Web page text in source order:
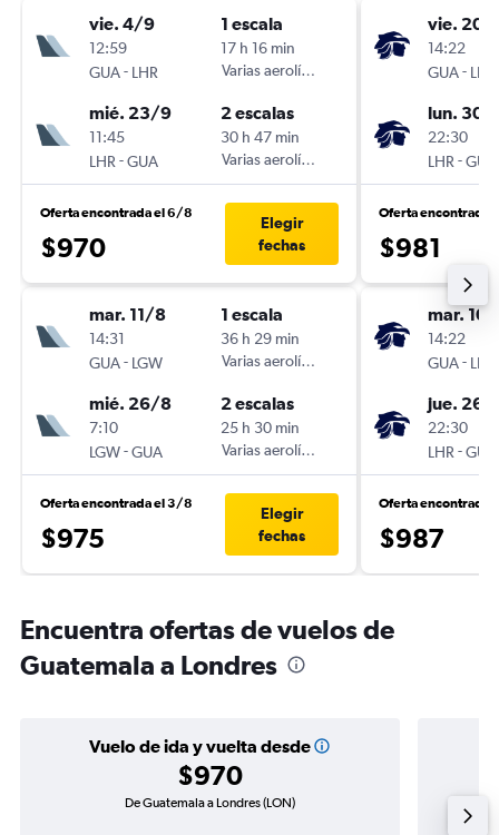
vie. 4/9
12:59
GUA- LHR
1 escala
17 h 16 min
Varias aerolíneas
mié. 23/9
11:45
LHR -GUA
2 escalas
30 h 47 min
Varias aerolíneas
Oferta encontrada el 6/8
$970
Elegir
fechas
mar. 11/8
14:31
GUA- LGW
1 escala
36 h 29 min
Varias aerolíneas
mié. 26/8
7:10
LGW-GUA
2 escalas
25 h 30 min
Varias aerolíneas
Oferta encontrada el 3/8
$975
Elegir
fechas
vie. 20/
14:22
GUA- LHR
lun. 30/
22:30
LHR -GUA
Oferta encontrada
$981
mar. 10/
14:22
GUA- LHR
jue. 26/
22:30
LHR -GUA
Oferta encontrada
$987
Encuentra ofertas de vuelos de
Guatemala a Londres
Vuelo de ida y vuelta desde
$970
De Guatemala a Londres (LON)